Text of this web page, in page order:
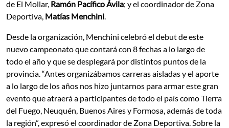
de El Mollar, Ramón Pacífico Ávila; y el coordinador de Zona
Deportiva, Matías Menchini.
Desde la organización, Menchini celebró el debut de este
nuevo campeonato que contará con 8 fechas a lo largo de
todo el año y que se desplegará por distintos puntos de la
provincia. “Antes organizábamos carreras aisladas y el aporte
a lo largo de los años nos hizo juntarnos para armar este gran
evento que atraerá a participantes de todo el país como Tierra
del Fuego, Neuquén, Buenos Aires y Formosa, además de toda
la región”, expresó el coordinador de Zona Deportiva. Sobre la